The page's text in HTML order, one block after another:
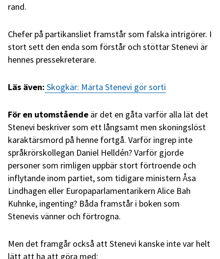
rand.
Chefer på partikansliet framstår som falska intrigörer. I
stort sett den enda som förstår och stöttar Stenevi är
hennes pressekreterare.
Läs även: Skogkär: Märta Stenevi gör sorti
För en utomstående är det en gåta varför alla lät det
Stenevi beskriver som ett långsamt men skoningslöst
karaktärsmord på henne fortgå. Varför ingrep inte
språkrörskollegan Daniel Helldén? Varför gjorde
personer som rimligen uppbär stort förtroende och
inflytande inom partiet, som tidigare ministern Åsa
Lindhagen eller Europaparlamentarikern Alice Bah
Kuhnke, ingenting? Båda framstår i boken som
Stenevis vänner och förtrogna.
Men det framgår också att Stenevi kanske inte var helt
lätt att ha att göra med: